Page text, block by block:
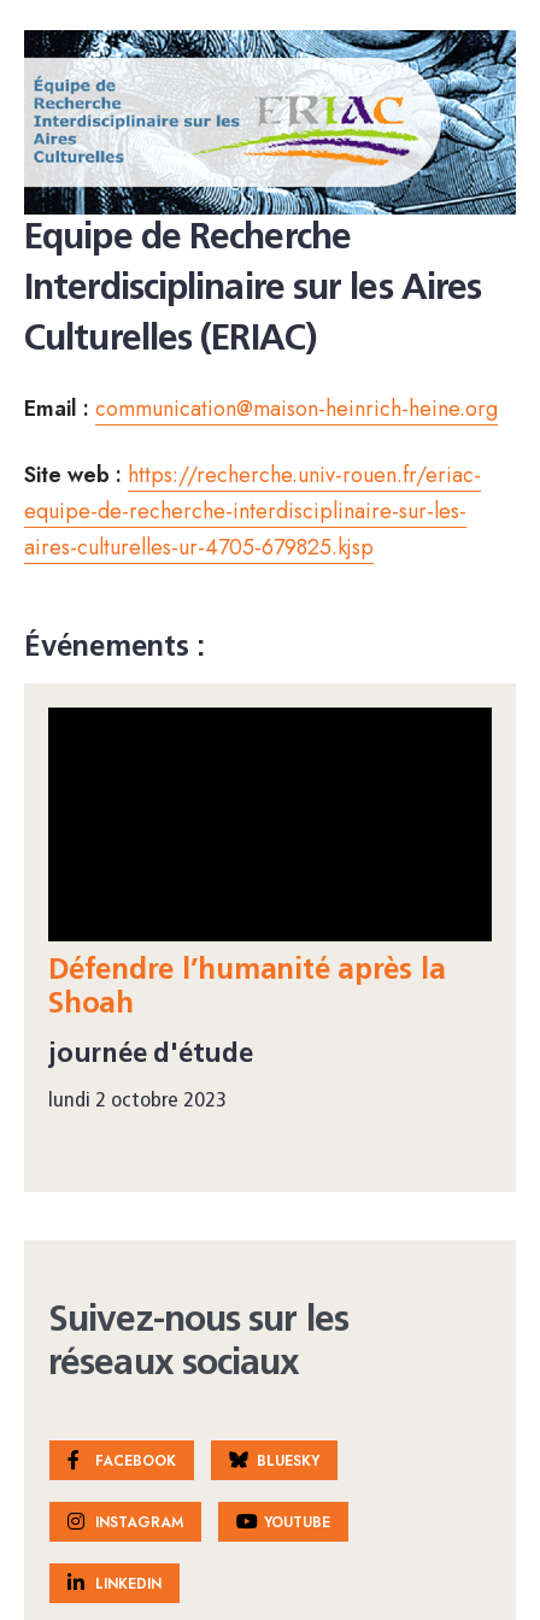
Equipe de Recherche
Interdisciplinaire sur les Aires
Culturelles (ERIAC)
Email : communication@maison-heinrich-heine.org
Site web : https://recherche.univ-rouen.fr/eriac-
equipe-de-recherche-interdisciplinaire-sur-les-
aires-culturelles-ur-4705-679825.kjsp
Événements :
Défendre l’humanité après la
Shoah
journée d'étude
lundi 2 octobre 2023
Suivez-nous sur les
réseaux sociaux
FACEBOOK BLUESKY
INSTAGRAM YOUTUBE
LINKEDIN